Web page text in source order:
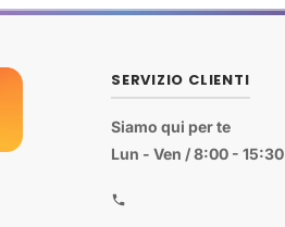
SERVIZIO CLIENTI
Siamo qui per te
Lun - Ven / 8:00 - 15:30